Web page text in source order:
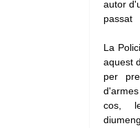
La
aquest
per
cos,